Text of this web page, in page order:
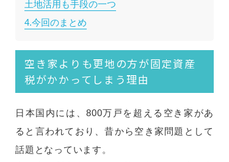
土地活用も手段の一つ
4.今回のまとめ
空き家よりも更地の方が固定資産
税がかかってしまう理由
日本国内には、800万戸を超える空き家があ
ると言われており、昔から空き家問題として
話題となっています。